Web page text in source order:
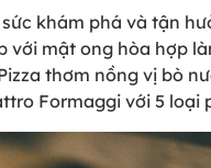
khám phá và tận
với mật ong hòa hợp
thơm nồng vị bò
Formaggi với 5